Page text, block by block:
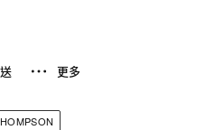
台灣首屆 Red Bull
動
更多